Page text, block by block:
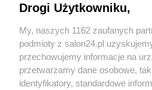
Sport
Społeczeństwo
Kultura
Drogi Użytkowniku,
My, naszych 1162 zaufanych
podmioty z salon24.pl
przechowujemy informacje na
przetwarzamy dane osobowe,
identyfikatory, standardowe